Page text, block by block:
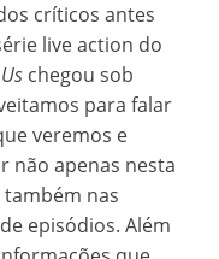
críticos antes
live action do
chegou sob
para falar
veremos e
não apenas nesta
nas
episódios. Além